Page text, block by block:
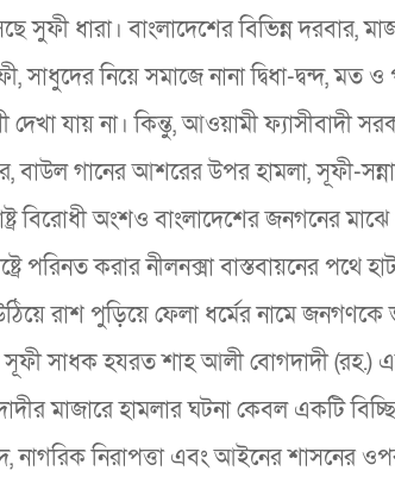
ধারা। বাংলাদেশের বিভিন্ন দরবার,
নিয়ে সমাজে নানা দ্বিধা-দ্বন্দ, মত
যায় না। কিন্তু, আওয়ামী ফ্যাসীবাদী
বাউল গানের আশরের উপর হামলা, সূফী-
অংশও বাংলাদেশের জনগনের মাঝে
পরিনত করার নীলনক্সা বাস্তবায়নের পথে
রাশ পুড়িয়ে ফেলা ধর্মের নামে জনগণকে
সূফী সাধক হযরত শাহ আলী বোগদাদী (রহ.)
মাজারে হামলার ঘটনা কেবল একটি
নাগরিক নিরাপত্তা এবং আইনের শাসনের